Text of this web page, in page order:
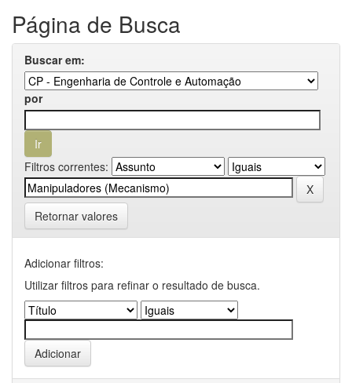
Página de Busca
Buscar em:
por
Filtros correntes:
Retornar valores
Adicionar filtros:
Utilizar filtros para refinar o resultado de busca.